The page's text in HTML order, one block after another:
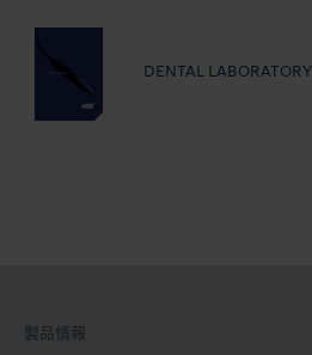
DENTAL LABORATORY
製品情報